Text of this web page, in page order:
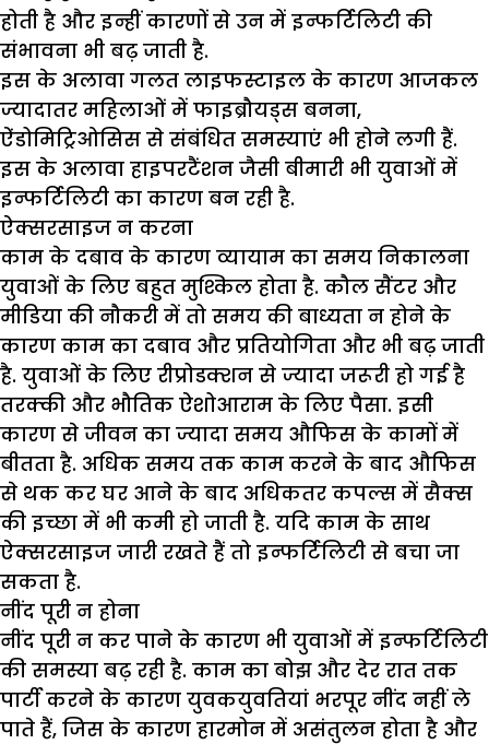
होती है और इन्हीं कारणों से उन में इन्फर्टिलिटी की
संभावना भी बढ़ जाती है.
इस के अलावा गलत लाइफस्टाइल के कारण आजकल
ज्यादातर महिलाओं में फाइब्रौयड्स बनना,
ऐंडोमिट्रिओसिस से संबंधित समस्याएं भी होने लगी हैं.
इस के अलावा हाइपरटैंशन जैसी बीमारी भी युवाओं में
इन्फर्टिलिटी का कारण बन रही है.
ऐक्सरसाइज न करना
काम के दबाव के कारण व्यायाम का समय निकालना
युवाओं के लिए बहुत मुश्किल होता है. कौल सैंटर और
मीडिया की नौकरी में तो समय की बाध्यता न होने के
कारण काम का दबाव और प्रतियोगिता और भी बढ़ जाती
है. युवाओं के लिए रीप्रोडक्शन से ज्यादा जरूरी हो गई है
तरक्की और भौतिक ऐशोआराम के लिए पैसा. इसी
कारण से जीवन का ज्यादा समय औफिस के कामों में
बीतता है. अधिक समय तक काम करने के बाद औफिस
से थक कर घर आने के बाद अधिकतर कपल्स में सैक्स
की इच्छा में भी कमी हो जाती है. यदि काम के साथ
ऐक्सरसाइज जारी रखते हैं तो इन्फर्टिलिटी से बचा जा
सकता है.
नींद पूरी न होना
नींद पूरी न कर पाने के कारण भी युवाओं में इन्फर्टिलिटी
की समस्या बढ़ रही है. काम का बोझ और देर रात तक
पार्टी करने के कारण युवकयुवतियां भरपूर नींद नहीं ले
पाते हैं, जिस के कारण हारमोन में असंतुलन होता है और